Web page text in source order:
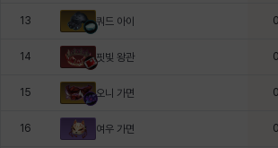
13 쿼드 아이
14 핏빛 왕관
15 오니 가면
16 여우 가면